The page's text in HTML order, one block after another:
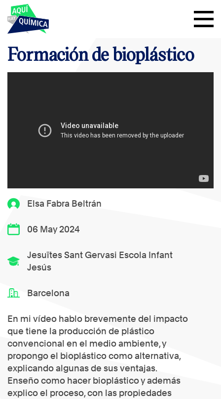
Elsa Fabra Beltrán
06 May 2024
Jesuïtes Sant Gervasi Escola Infant
Jesús
Barcelona
En mi vídeo hablo brevemente del impacto
que tiene la producción de plástico
convencional en el medio ambiente, y
propongo el bioplástico como alternativa,
explicando algunas de sus ventajas.
Enseño como hacer bioplástico y además
explico el proceso, con las propiedades
Formación de bioplástico